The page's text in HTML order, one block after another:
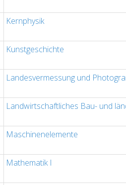
Kernphysik
Kunstgeschichte
Landesvermessung und
Landwirtschaftliches Bau- und
Maschinenelemente
Mathematik I